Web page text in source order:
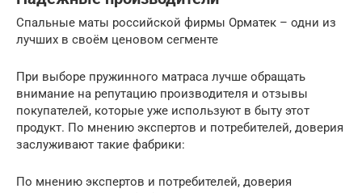
Спальные маты российской фирмы Орматек – одни из
лучших в своём ценовом сегменте
При выборе пружинного матраса лучше обращать
внимание на репутацию производителя и отзывы
покупателей, которые уже используют в быту этот
продукт. По мнению экспертов и потребителей, доверия
заслуживают такие фабрики:
По мнению экспертов и потребителей, доверия